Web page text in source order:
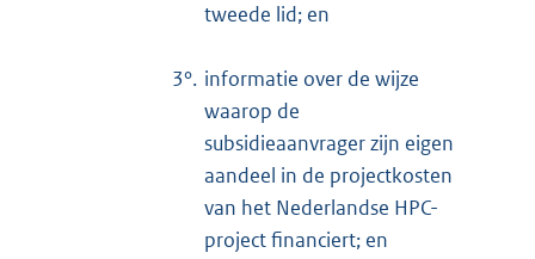
tweede lid; en
3°. informatie over de wijze
waarop de
subsidieaanvrager zijn eigen
aandeel in de projectkosten
van het Nederlandse HPC-
project financiert; en